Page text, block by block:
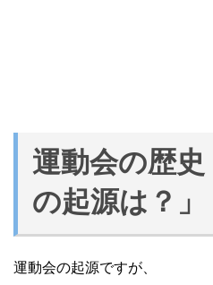
運動会の歴
の起源は？」
運動会の起源ですが、